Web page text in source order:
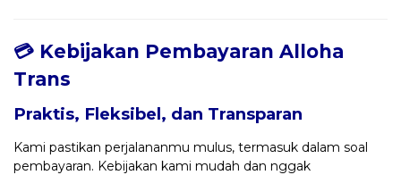
💳 Kebijakan Pembayaran Alloha
Trans
Praktis, Fleksibel, dan Transparan
Kami pastikan perjalananmu mulus, termasuk dalam soal
pembayaran. Kebijakan kami mudah dan nggak